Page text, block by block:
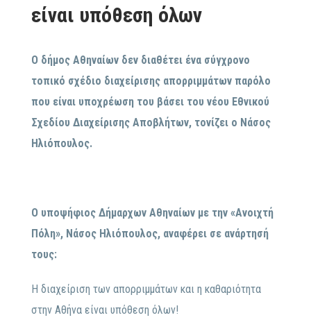
είναι υπόθεση όλων
Ο δήμος Αθηναίων δεν διαθέτει ένα σύγχρονο
τοπικό σχέδιο διαχείρισης απορριμμάτων παρόλο
που είναι υποχρέωση του βάσει του νέου Εθνικού
Σχεδίου Διαχείρισης Αποβλήτων, τονίζει ο Νάσος
Ηλιόπουλος.
Ο υποψήφιος Δήμαρχων Αθηναίων με την «Ανοιχτή
Πόλη», Νάσος Ηλιόπουλος, αναφέρει σε ανάρτησή
τους:
Η διαχείριση των απορριμμάτων και η καθαριότητα
στην Αθήνα είναι υπόθεση όλων!